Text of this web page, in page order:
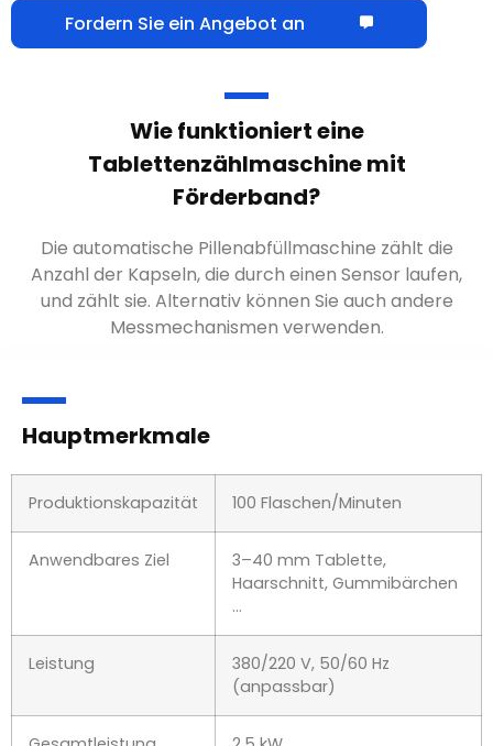
Fordern Sie ein Angebot an
Wie funktioniert eine
Tablettenzählmaschine mit
Förderband?
Die automatische Pillenabfüllmaschine zählt die
Anzahl der Kapseln, die durch einen Sensor laufen,
und zählt sie. Alternativ können Sie auch andere
Messmechanismen verwenden.
Hauptmerkmale
Produktionskapazität 100 Flaschen/Minuten
Anwendbares Ziel
3–40 mm Tablette,
Haarschnitt, Gummibärchen
…
Leistung
380/220 V, 50/60 Hz
(anpassbar)